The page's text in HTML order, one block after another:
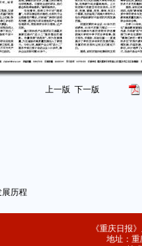
上一版 下一版
历程
《重庆日报
地址：重